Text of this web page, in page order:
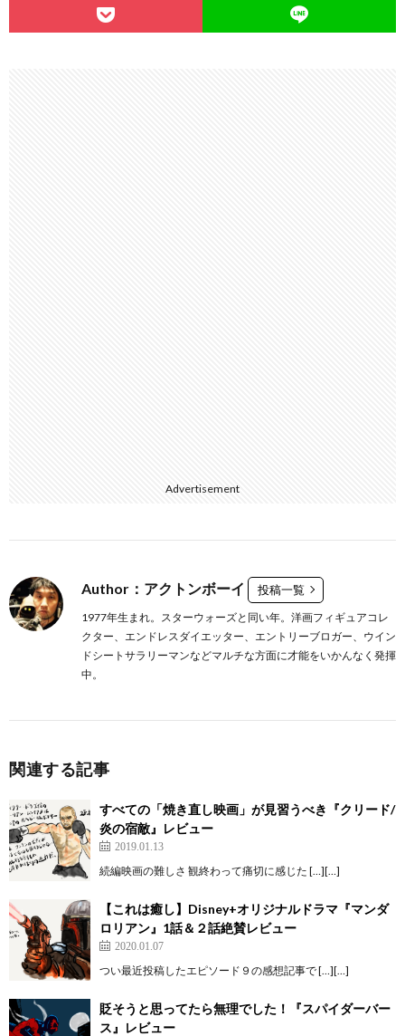
Advertisement
Author：アクトンボーイ 投稿一覧
1977年生まれ。スターウォーズと同い年。洋画フィギュアコレ
クター、エンドレスダイエッター、エントリーブロガー、ウイン
ドシートサラリーマンなどマルチな方面に才能をいかんなく発揮
中。
関連する記事
すべての「焼き直し映画」が見習うべき『クリード/
炎の宿敵』レビュー
2019.01.13
続編映画の難しさ 観終わって痛切に感じた […][…]
【これは癒し】Disney+オリジナルドラマ『マンダ
ロリアン』1話＆２話絶賛レビュー
2020.01.07
つい最近投稿したエピソード９の感想記事で […][…]
貶そうと思ってたら無理でした！『スパイダーバー
ス』レビュー